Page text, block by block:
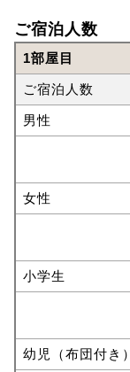
ご宿泊人数
1部屋目
ご宿泊人数
男性
女性
小学生
幼児（布団付き）